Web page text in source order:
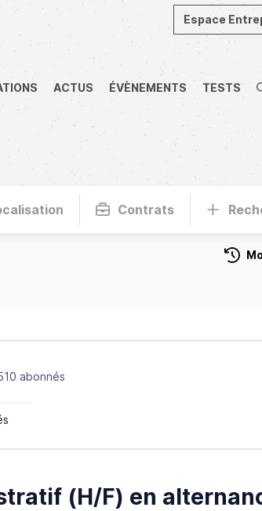
ACTUS ÉVÈNEMENTS TESTS
Espace
Contrats
abonnés
(H/F) en